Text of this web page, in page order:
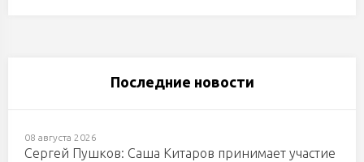
Последние новости
08 августа 2026
Сергей Пушков: Саша Китаров принимает участие